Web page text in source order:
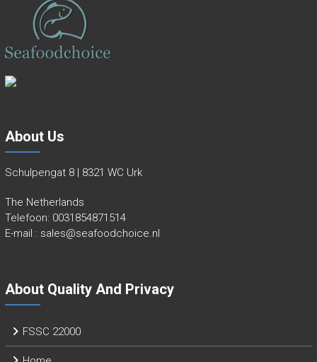
About Us
Schulpengat 8 | 8321 WC Urk
The Netherlands
Telefoon: 0031854871514
E-mail : sales@seafoodchoice.nl
About Quality And Privacy
FSSC 22000